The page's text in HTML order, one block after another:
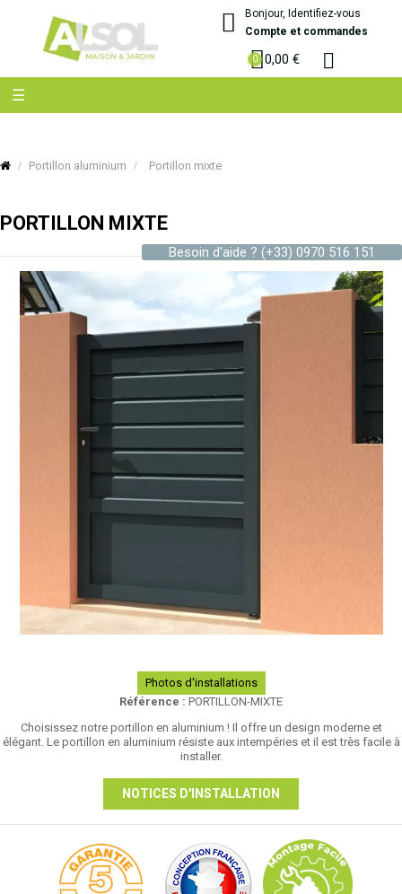
Bonjour, Identifiez-vous
Compte et commandes
0,00 €
Basculer
la
☰
Portillon aluminium Portillon mixte
PORTILLON MIXTE
Besoin d'aide ? (+33) 0970 516 151
Photos d'installations
Référence : PORTILLON-MIXTE
Choisissez notre portillon en aluminium ! Il offre un design moderne et
élégant. Le portillon en aluminium résiste aux intempéries et il est très facile à
installer.
NOTICES D'INSTALLATION